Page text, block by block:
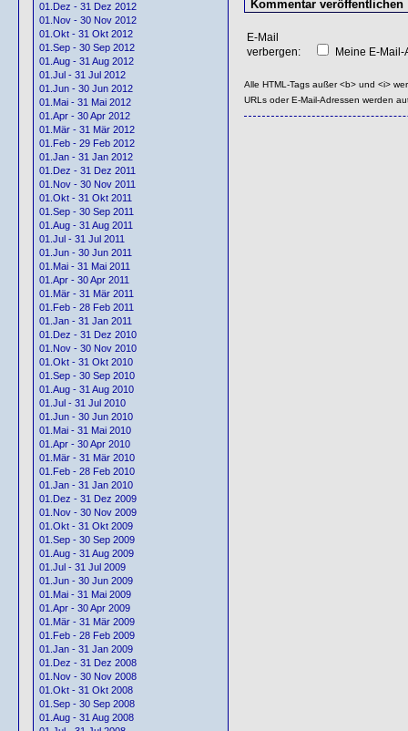
01.Dez - 31 Dez 2012
01.Nov - 30 Nov 2012
01.Okt - 31 Okt 2012
01.Sep - 30 Sep 2012
01.Aug - 31 Aug 2012
01.Jul - 31 Jul 2012
01.Jun - 30 Jun 2012
01.Mai - 31 Mai 2012
01.Apr - 30 Apr 2012
01.Mär - 31 Mär 2012
01.Feb - 29 Feb 2012
01.Jan - 31 Jan 2012
01.Dez - 31 Dez 2011
01.Nov - 30 Nov 2011
01.Okt - 31 Okt 2011
01.Sep - 30 Sep 2011
01.Aug - 31 Aug 2011
01.Jul - 31 Jul 2011
01.Jun - 30 Jun 2011
01.Mai - 31 Mai 2011
01.Apr - 30 Apr 2011
01.Mär - 31 Mär 2011
01.Feb - 28 Feb 2011
01.Jan - 31 Jan 2011
01.Dez - 31 Dez 2010
01.Nov - 30 Nov 2010
01.Okt - 31 Okt 2010
01.Sep - 30 Sep 2010
01.Aug - 31 Aug 2010
01.Jul - 31 Jul 2010
01.Jun - 30 Jun 2010
01.Mai - 31 Mai 2010
01.Apr - 30 Apr 2010
01.Mär - 31 Mär 2010
01.Feb - 28 Feb 2010
01.Jan - 31 Jan 2010
01.Dez - 31 Dez 2009
01.Nov - 30 Nov 2009
01.Okt - 31 Okt 2009
01.Sep - 30 Sep 2009
01.Aug - 31 Aug 2009
01.Jul - 31 Jul 2009
01.Jun - 30 Jun 2009
01.Mai - 31 Mai 2009
01.Apr - 30 Apr 2009
01.Mär - 31 Mär 2009
01.Feb - 28 Feb 2009
01.Jan - 31 Jan 2009
01.Dez - 31 Dez 2008
01.Nov - 30 Nov 2008
01.Okt - 31 Okt 2008
01.Sep - 30 Sep 2008
01.Aug - 31 Aug 2008
E-Mail
verbergen:
Meine E-
Alle HTML-Tags außer <b> und <i>
URLs oder E-Mail-Adressen werden